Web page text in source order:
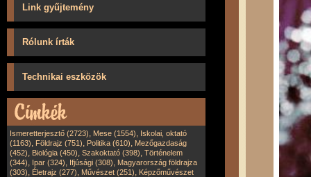
Link gyűjtemény
Rólunk írták
Technikai eszközök
Ismeretterjesztő (2723), Mese (1554), Iskolai, oktató
(1163), Földrajz (751), Politika (610), Mezőgazdaság
(452), Biológia (450), Szakoktató (398), Történelem
(344), Ipar (324), Ifjúsági (308), Magyarország földrajza
(303), Életrajz (277), Művészet (251), Képzőművészet